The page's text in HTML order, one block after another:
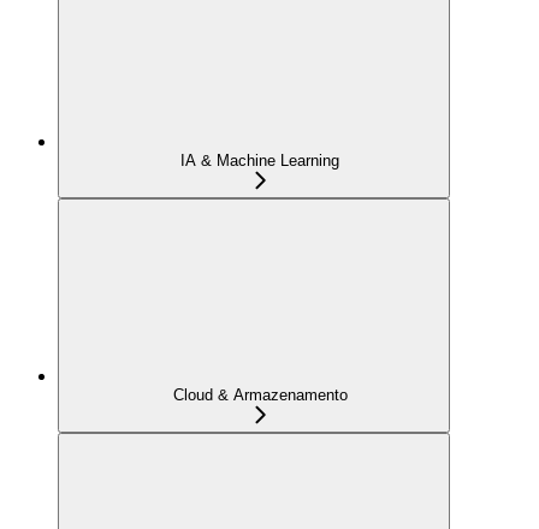
IA & Machine Learning
Cloud & Armazenamento